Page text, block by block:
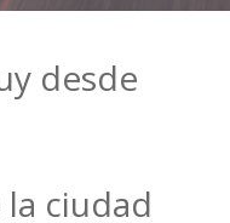
desde
ciudad